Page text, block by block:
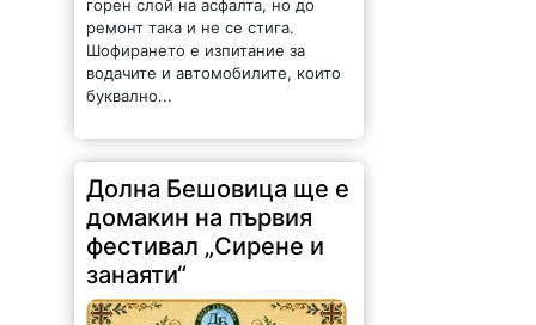
горен слой на асфалта, но до
ремонт така и не се стига.
Шофирането е изпитание за
водачите и автомобилите, които
буквално...
Долна Бешовица ще е
домакин на първия
фестивал „Сирене и
занаяти“